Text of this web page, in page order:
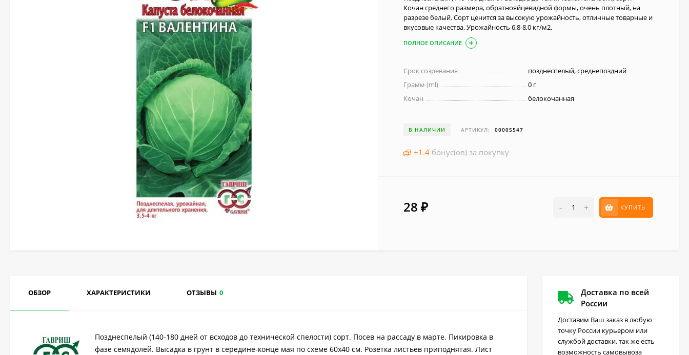
Кочан среднего размера, обратнояйцевидной формы, очень плотный, на
разрезе белый. Сорт ценится за высокую урожайность, отличные товарные и
вкусовые качества. Урожайность 6,8-8,0 кг/м2.
ПОЛНОЕ ОПИСАНИЕ
Срок созревания
позднеспелый, среднепоздний
Грамм (ml)
0 г
Кочан
белокочанная
В НАЛИЧИИ АРТИКУЛ: 00005547
+1.4 бонус(ов) за покупку
28₽ - + КУПИТЬ
ОБЗОР ХАРАКТЕРИСТИКИ ОТЗЫВЫ 0
Позднеспелый (140-180 дней от всходов до технической спелости) сорт. Посев на рассаду в марте. Пикировка в
фазе семядолей. Высадка в грунт в середине-конце мая по схеме 60х40 см. Розетка листьев приподнятая. Лист
Доставка по всей
России
Доставим Ваш заказ в любую
точку России курьером или
службой доставки, так же есть
возможность самовывоза